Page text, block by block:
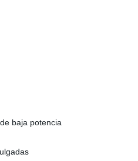
baja potencia